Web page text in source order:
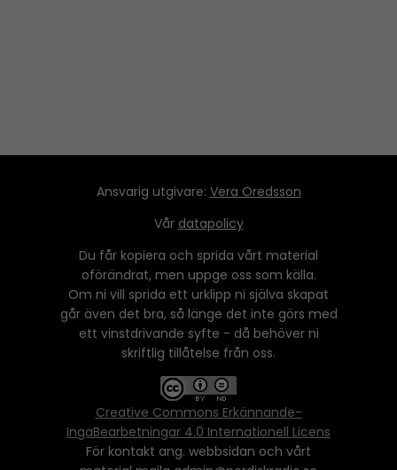
Ansvarig utgivare: Vera Oredsson
Vår datapolicy
Du får kopiera och sprida vårt material
oförändrat, men uppge oss som källa.
Om ni vill sprida ett urklipp ni själva skapat
går även det bra, så länge det inte görs med
ett vinstdrivande syfte - då behöver ni
skriftlig tillåtelse från oss.
Creative Commons Erkännande-
IngaBearbetningar 4.0 Internationell Licens
För kontakt ang. webbsidan och vårt